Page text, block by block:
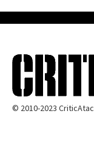
© 2010-2023 CriticAtac